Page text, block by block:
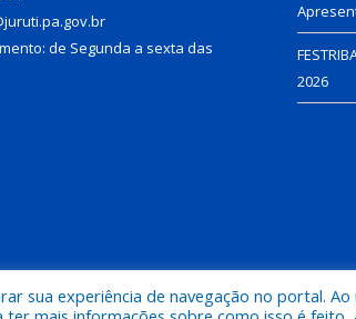
de Segunda a sexta das
2026
a Prefeitura Municipal de Juruti.
sua experiência de navegação no portal.